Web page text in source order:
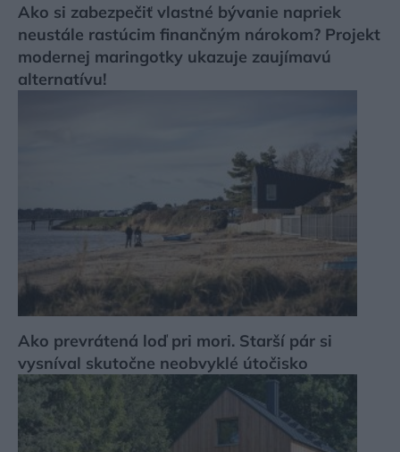
Ako si zabezpečiť vlastné bývanie napriek
neustále rastúcim finančným nárokom? Projekt
modernej maringotky ukazuje zaujímavú
alternatívu!
Ako prevrátená loď pri mori. Starší pár si
vysníval skutočne neobvyklé útočisko